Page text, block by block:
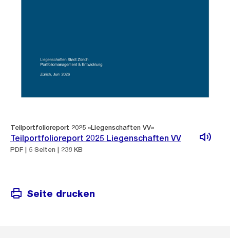
Teilportfolioreport 2025 «Liegenschaften VV»
Teilportfolioreport 2025 Liegenschaften VV
PDF | 5 Seiten | 238 KB
Seite drucken